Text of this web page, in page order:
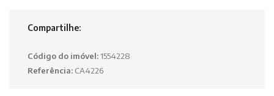
Compartilhe:
Código do imóvel:1554228
Referência: CA4226